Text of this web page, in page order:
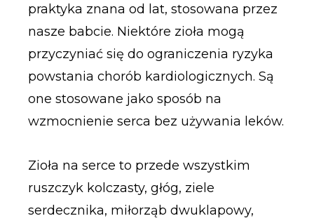
praktyka znana od lat, stosowana przez
nasze babcie. Niektóre zioła mogą
przyczyniać się do ograniczenia ryzyka
powstania chorób kardiologicznych. Są
one stosowane jako sposób na
wzmocnienie serca bez używania leków.
Zioła na serce to przede wszystkim
ruszczyk kolczasty, głóg, ziele
serdecznika, miłorząb dwuklapowy,